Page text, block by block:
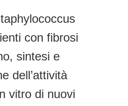
con fibrosi
sintesi e
dell’attività
vitro di nuovi